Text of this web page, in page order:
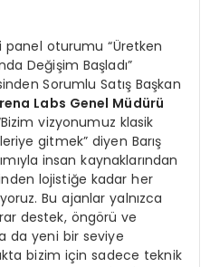
panel oturumu “Üretken
Değişim Başladı”
Sorumlu Satış Başkan
Labs Genel Müdürü
vizyonumuz klasik
gitmek” diyen Barış
insan kaynaklarından
lojistiğe kadar her
Bu ajanlar yalnızca
destek, öngörü ve
da yeni bir seviye
bizim için sadece teknik